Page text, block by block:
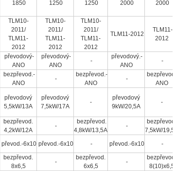
1850 1250 1250 2000 2000
TLM10-
2011/
TLM11-
2012
TLM10-
2011/
TLM11-
2012
TLM10-
2011/
TLM11-
2012
TLM11-2012
TLM11-
2012
převodový-
ANO
převodový-
ANO
-
převodový.-
ANO
-
bezpřevod.-
ANO
-
bezpřevod.-
ANO
-
bezpřevod.-
ANO
převodový
5,5kW/13A
převodový
7,5kW/17A
-
převodový
9kW/20,5A
-
bezpřevod.
4,2kW/12A
-
bezpřevod.
4,8kW/13,5A
-
bezpřevod.
7,5kW/19,5A
převod.-6x10 převod.-6x10 - převod.-6x10 -
bezpřevod.
8x6,5
-
bezpřevod.
6x6,5
-
bezpřevod.
8(10)x6,5